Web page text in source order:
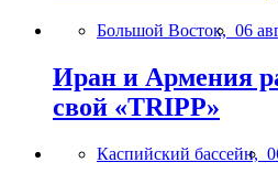
Большой Восток, 06
Иран и Армения
свой «TRIPP»
Каспийский бассейн,